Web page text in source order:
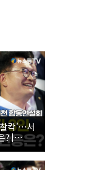
칵’…서
? |
위원 후